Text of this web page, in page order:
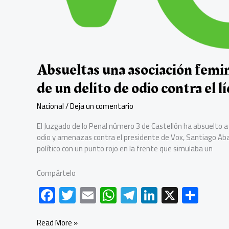
a
la
discriminación
Absueltas una asociación
de un delito de odio contra el
Nacional/Deja un comentario
El Juzgado de lo Penal número 3 de Castellón ha
odio y amenazas contra el presidente de Vox, Santiago
político con un punto rojo en la frente que simulaba un
Compártelo
F
ac
T
wi
E
m
W
h
Te
le
Li
nk
X
Absueltas
Read More »